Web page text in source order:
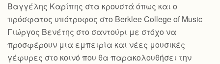
Βαγγέλης Καρίπης στα κρουστά όπως και ο
πρόσφατος υπότροφος στο Berklee College of Music
Γιώργος Βενέτης στο σαντούρι με στόχο να
προσφέρουν μια εμπειρία και νέες μουσικές
γέφυρες στο κοινό που θα παρακολουθήσει την